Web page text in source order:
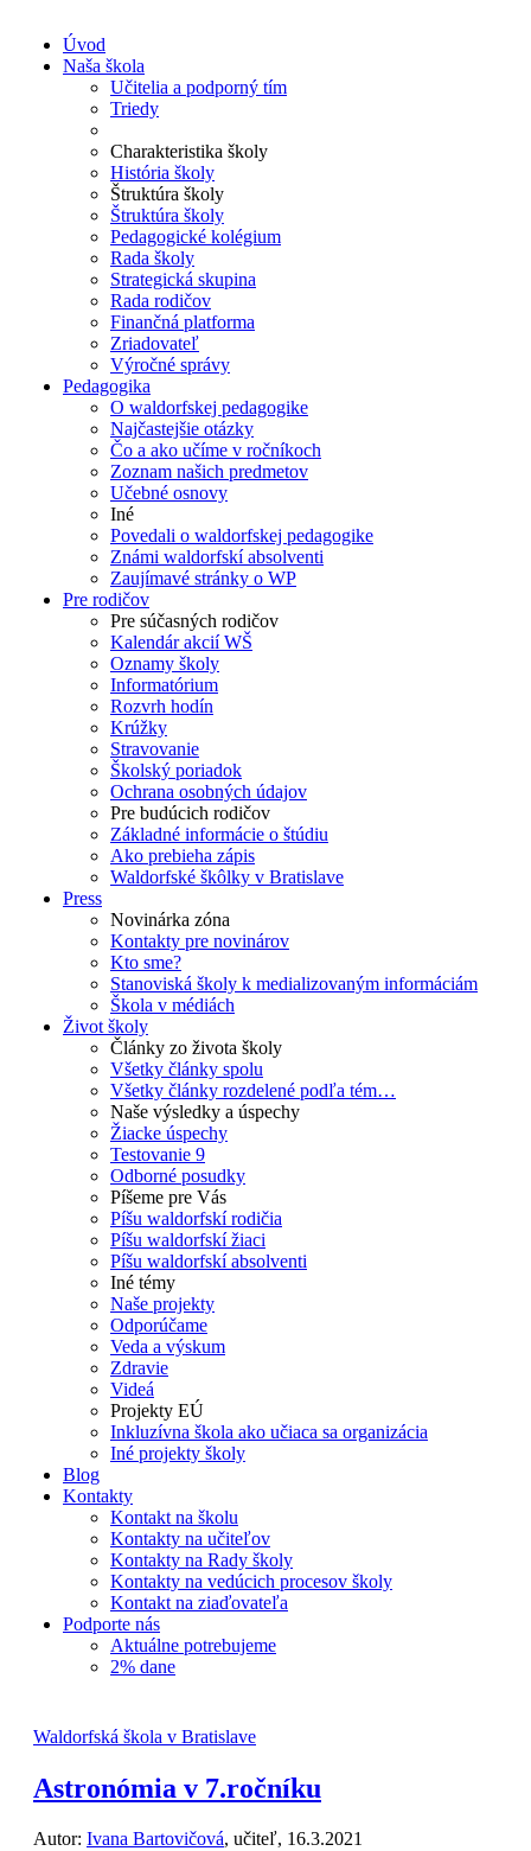
Úvod
Naša škola
Učitelia a podporný tím
Triedy
Charakteristika školy
História školy
Štruktúra školy
Štruktúra školy
Pedagogické kolégium
Rada školy
Strategická skupina
Rada rodičov
Finančná platforma
Zriadovateľ
Výročné správy
Pedagogika
O waldorfskej pedagogike
Najčastejšie otázky
Čo a ako učíme v ročníkoch
Zoznam našich predmetov
Učebné osnovy
Iné
Povedali o waldorfskej pedagogike
Známi waldorfskí absolventi
Zaujímavé stránky o WP
Pre rodičov
Pre súčasných rodičov
Kalendár akcií WŠ
Oznamy školy
Informatórium
Rozvrh hodín
Krúžky
Stravovanie
Školský poriadok
Ochrana osobných údajov
Pre budúcich rodičov
Základné informácie o štúdiu
Ako prebieha zápis
Waldorfské škôlky v Bratislave
Press
Novinárka zóna
Kontakty pre novinárov
Kto sme?
Stanoviská školy k medializovaným informáciám
Škola v médiách
Život školy
Články zo života školy
Všetky články spolu
Všetky články rozdelené podľa tém…
Naše výsledky a úspechy
Žiacke úspechy
Testovanie 9
Odborné posudky
Píšeme pre Vás
Píšu waldorfskí rodičia
Píšu waldorfskí žiaci
Píšu waldorfskí absolventi
Iné témy
Naše projekty
Odporúčame
Veda a výskum
Zdravie
Videá
Projekty EÚ
Inkluzívna škola ako učiaca sa organizácia
Iné projekty školy
Blog
Kontakty
Kontakt na školu
Kontakty na učiteľov
Kontakty na Rady školy
Kontakty na vedúcich procesov školy
Kontakt na ziaďovateľa
Podporte nás
Aktuálne potrebujeme
2% dane
Waldorfská škola v Bratislave
Astronómia v 7.ročníku
Autor: Ivana Bartovičová, učiteľ, 16.3.2021